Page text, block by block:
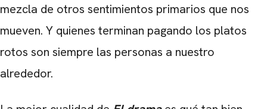
mezcla de otros sentimientos primarios que nos
mueven. Y quienes terminan pagando los platos
rotos son siempre las personas a nuestro
alrededor.